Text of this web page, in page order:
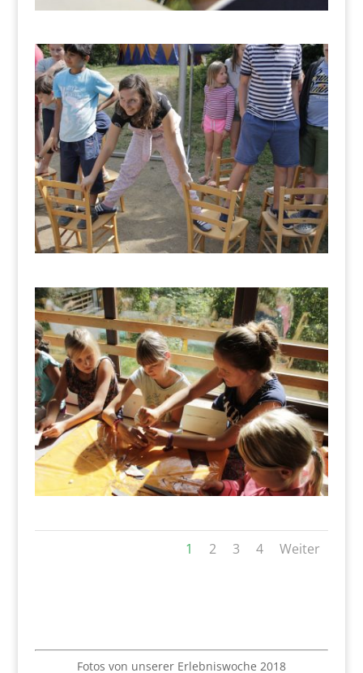
1 2 3 4 Weiter
Fotos von unserer Erlebniswoche 2018